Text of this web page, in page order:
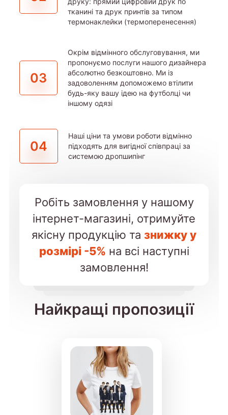
тканині та друк принтів за типом
термонаклейки (термоперенесення)
03
Окрім відмінного обслуговування, ми
пропонуємо послуги нашого дизайнера
абсолютно безкоштовно. Ми із
задоволенням допоможемо втілити
будь-яку вашу ідею на футболці чи
іншому одязі
04
Наші ціни та умови роботи відмінно
підходять для вигідної співпраці за
системою дропшипінг
Робіть замовлення у нашому
інтернет-магазині, отримуйте
якісну продукцію та знижку у
розмірі -5% на всі наступні
замовлення!
Найкращі пропозиції